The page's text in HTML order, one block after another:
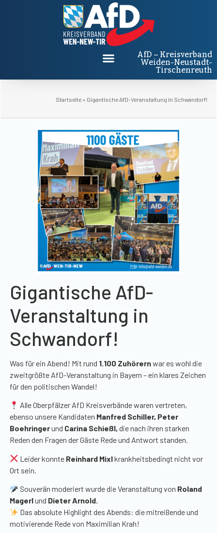
AfD – Kreisverband
Weiden-Neustadt-
Tirschenreuth
Startseite » Gigantische AfD-Veranstaltung in Schwandorf!
Gigantische AfD-
Veranstaltung in
Schwandorf!
Was für ein Abend! Mit rund 1.100 Zuhörernwar es wohl die
zweitgrößte AfD-Veranstaltung in Bayern – ein klares Zeichen
für den politischen Wandel!
Alle Oberpfälzer AfD Kreisverbände waren vertreten,
ebenso unsere Kandidaten Manfred Schiller, Peter
Boehringerund Carina Schießl, die nach ihren starken
Reden den Fragen der Gäste Rede und Antwort standen.
Leider konnte Reinhard Mixlkrankheitsbedingt nicht vor
Ort sein.
Souverän moderiert wurde die Veranstaltung von Roland
Magerlund Dieter Arnold.
Das absolute Highlight des Abends: die mitreißende und
motivierende Rede von Maximilian Krah!